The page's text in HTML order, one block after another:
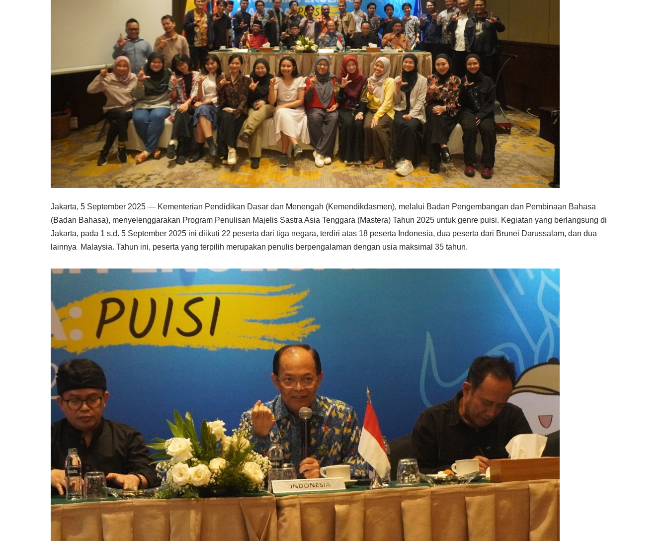
Jakarta, 5 September 2025 — Kementerian Pendidikan Dasar dan Menengah (Kemendikdasmen), melalui Badan Pengembangan dan Pembinaan Bahasa
(Badan Bahasa), menyelenggarakan Program Penulisan Majelis Sastra Asia Tenggara (Mastera) Tahun 2025 untuk genre puisi. Kegiatan yang berlangsung di
Jakarta, pada 1 s.d. 5 September 2025 ini diikuti 22 peserta dari tiga negara, terdiri atas 18 peserta Indonesia, dua peserta dari Brunei Darussalam, dan dua
lainnya Malaysia. Tahun ini, peserta yang terpilih merupakan penulis berpengalaman dengan usia maksimal 35 tahun.